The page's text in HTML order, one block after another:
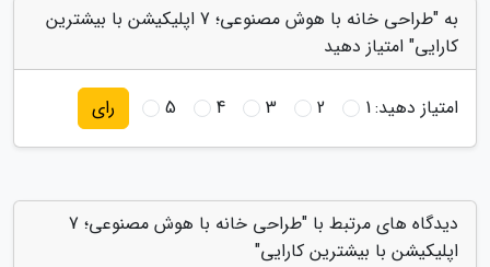
به "طراحی خانه با هوش مصنوعی؛ 7 اپلیکیشن با بیشترین
کارایی" امتیاز دهید
امتیاز دهید:1
2
3
4
5 رای
دیدگاه های مرتبط با "طراحی خانه با هوش مصنوعی؛ 7
اپلیکیشن با بیشترین کارایی"